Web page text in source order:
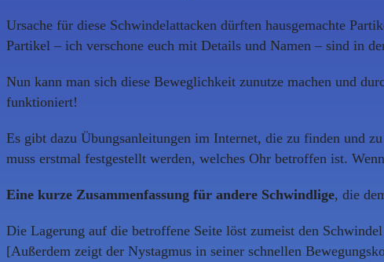
Ursache für diese Schwindelattacken dürften hausgemachte
Partikel – ich verschone euch mit Details und Namen – sind in
Nun kann man sich diese Beweglichkeit zunutze machen und
funktioniert!
Es gibt dazu Übungsanleitungen im Internet, die zu finden und
muss erstmal festgestellt werden, welches Ohr betroffen ist.
Eine kurze Zusammenfassung für andere Schwindlige, die
Die Lagerung auf die betroffene Seite löst zumeist den
[Außerdem zeigt der Nystagmus in seiner schnellen